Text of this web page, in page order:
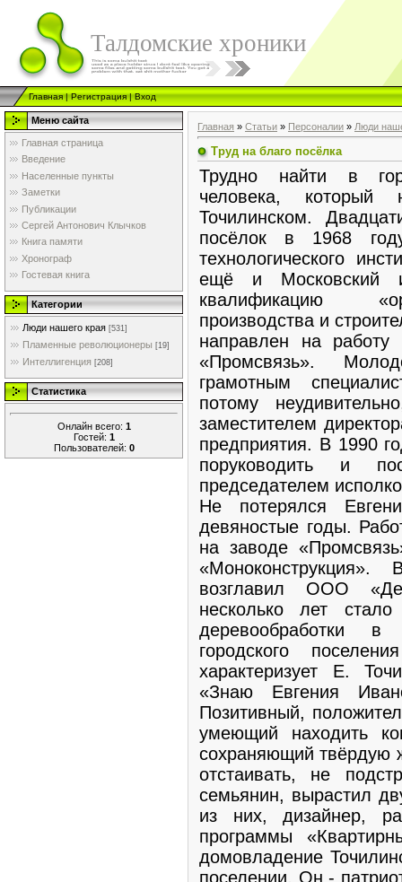
Талдомские хроники
Главная|Регистрация|Вход
Меню сайта
Главная страница
Введение
Населенные пункты
Заметки
Публикации
Сергей Антонович Клычков
Книга памяти
Хронограф
Гостевая книга
Категории
Люди нашего края [531]
Пламенные революционеры [19]
Интеллигенция [208]
Статистика
Онлайн всего: 1
Гостей: 1
Пользователей: 0
Главная » Статьи » Персоналии » Люди
Труд на благо посёлка
Трудно найти в
человека,
Точилинском.
посёлок в 1968
технологического
ещё и Московский
квалификацию
производства и
направлен на
«Промсвязь».
грамотным
потому
заместителем
предприятия. В 1990
поруководить и
председателем
Не потерялся
девяностые годы.
на заводе
возглавил ООО
несколько лет
деревообработки
городского
характеризует Е.
«Знаю Евгения
Позитивный,
умеющий находить
сохраняющий твёрдую
отстаивать, не
семьянин, вырастил
из них, дизайнер,
программы
домовладение
поселении. Он -